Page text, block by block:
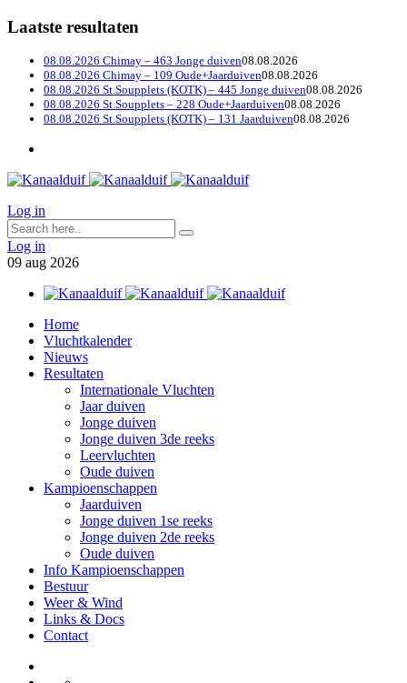
Laatste resultaten
08.08.2026 Chimay – 463 Jonge duiven08.08.2026
08.08.2026 Chimay – 109 Oude+Jaarduiven08.08.2026
08.08.2026 St.Soupplets (KOTK) – 445 Jonge duiven08.08.2026
08.08.2026 St.Soupplets – 228 Oude+Jaarduiven08.08.2026
08.08.2026 St.Soupplets (KOTK) – 131 Jaarduiven08.08.2026
Log in
Log in
09 aug 2026
Home
Vluchtkalender
Nieuws
Resultaten
Internationale Vluchten
Jaar duiven
Jonge duiven
Jonge duiven 3de reeks
Leervluchten
Oude duiven
Kampioenschappen
Jaarduiven
Jonge duiven 1se reeks
Jonge duiven 2de reeks
Oude duiven
Info Kampioenschappen
Bestuur
Weer & Wind
Links & Docs
Contact